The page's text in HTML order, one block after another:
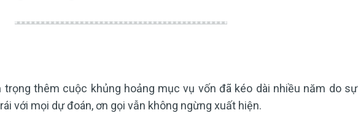
trọng thêm cuộc khủng hoảng mục vụ vốn đã kéo dài nhiều năm do sự
với mọi dự đoán, ơn gọi vẫn không ngừng xuất hiện.